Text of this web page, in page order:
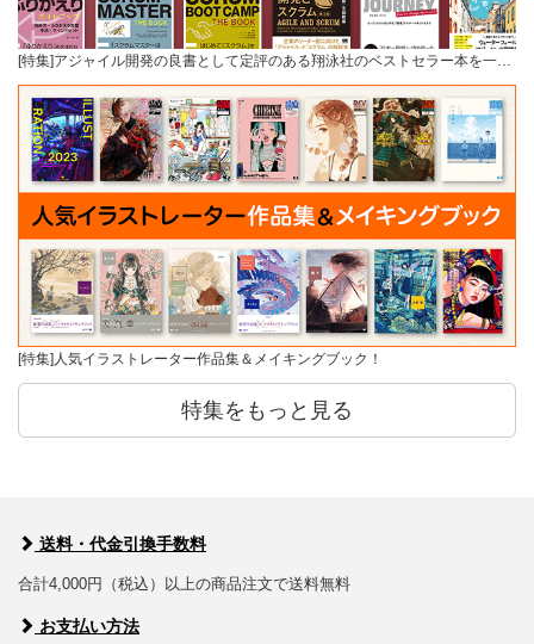
[特集]アジャイル開発の良書として定評のある翔泳社のベストセラー本を一…
[特集]人気イラストレーター作品集＆メイキングブック！
特集をもっと見る
送料・代金引換手数料
合計4,000円（税込）以上の商品注文で送料無料
お支払い方法